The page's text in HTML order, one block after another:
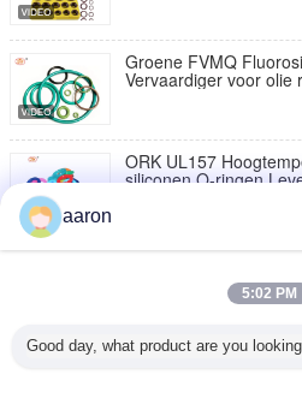
Groene FVMQ
Vervaardiger voor olie
ORK UL157
siliconen O-ringen
Ring Hydraulische
AS568 Fpm Ffkm Nbr
aaron
5:02 PM
Good day, what product are you